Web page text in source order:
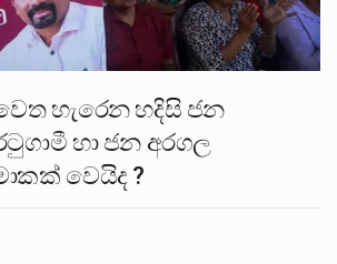
හැරෙන හදිසි ජන
හා ජන අරගල
වෙයිද ?